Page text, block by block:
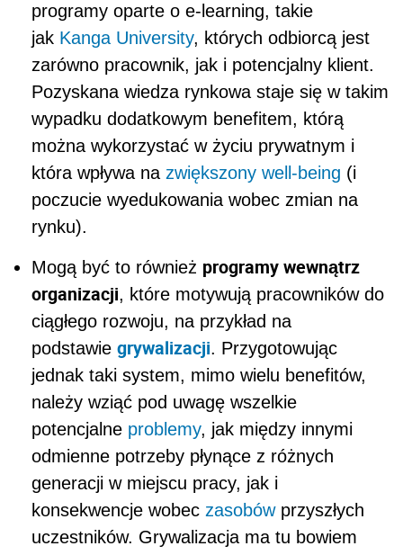
programy oparte o e-learning, takie
jak Kanga University, których odbiorcą jest
zarówno pracownik, jak i potencjalny klient.
Pozyskana wiedza rynkowa staje się w takim
wypadku dodatkowym benefitem, którą
można wykorzystać w życiu prywatnym i
która wpływa na zwiększony well-being (i
poczucie wyedukowania wobec zmian na
rynku).
Mogą być to również programy wewnątrz
organizacji, które motywują pracowników do
ciągłego rozwoju, na przykład na
podstawie grywalizacji. Przygotowując
jednak taki system, mimo wielu benefitów,
należy wziąć pod uwagę wszelkie
potencjalne problemy, jak między innymi
odmienne potrzeby płynące z różnych
generacji w miejscu pracy, jak i
konsekwencje wobec zasobówprzyszłych
uczestników. Grywalizacja ma tu bowiem